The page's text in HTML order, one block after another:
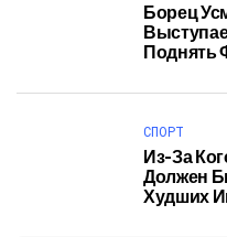
Борец
Поднять
СПОРТ
Из-За
Должен
Худших